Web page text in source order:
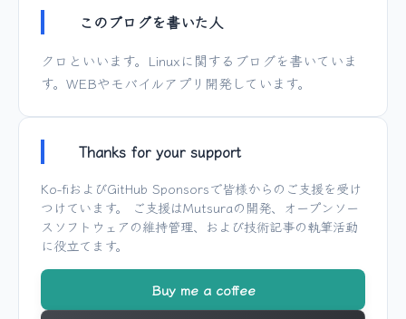
このブログを書いた人
クロといいます。Linuxに関するブログを書いていま
す。WEBやモバイルアプリ開発しています。
Thanks for your support
Ko-fiおよびGitHub Sponsorsで皆様からのご支援を受け
つけています。 ご支援はMutsuraの開発、オープンソー
スソフトウェアの維持管理、および技術記事の執筆活動
に役立てます。
Buy me a coffee